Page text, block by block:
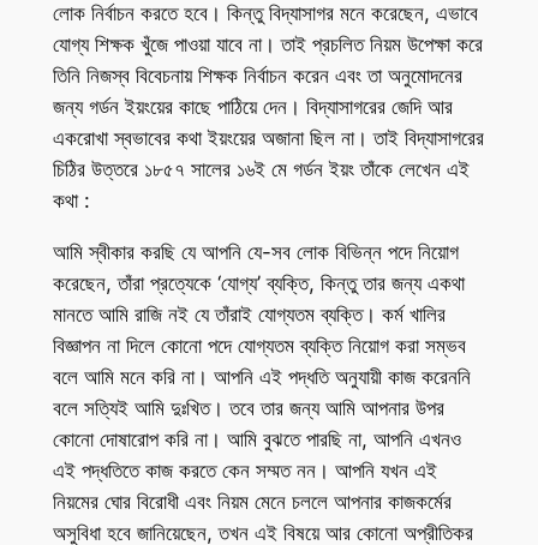
লোক নির্বাচন করতে হবে। কিন্তু বিদ্যাসাগর মনে করেছেন, এভাবে
যোগ্য শিক্ষক খুঁজে পাওয়া যাবে না। তাই প্রচলিত নিয়ম উপেক্ষা করে
তিনি নিজস্ব বিবেচনায় শিক্ষক নির্বাচন করেন এবং তা অনুমোদনের
জন্য গর্ডন ইয়ংয়ের কাছে পাঠিয়ে দেন। বিদ্যাসাগরের জেদি আর
একরোখা স্বভাবের কথা ইয়ংয়ের অজানা ছিল না। তাই বিদ্যাসাগরের
চিঠির উত্তরে ১৮৫৭ সালের ১৬ই মে গর্ডন ইয়ং তাঁকে লেখেন এই
কথা :
আমি স্বীকার করছি যে আপনি যে-সব লোক বিভিন্ন পদে নিয়োগ
করেছেন, তাঁরা প্রত্যেকে ‘যোগ্য’ ব্যক্তি, কিন্তু তার জন্য একথা
মানতে আমি রাজি নই যে তাঁরাই যোগ্যতম ব্যক্তি। কর্ম খালির
বিজ্ঞাপন না দিলে কোনো পদে যোগ্যতম ব্যক্তি নিয়োগ করা সম্ভব
বলে আমি মনে করি না। আপনি এই পদ্ধতি অনুযায়ী কাজ করেননি
বলে সত্যিই আমি দুঃখিত। তবে তার জন্য আমি আপনার উপর
কোনো দোষারোপ করি না। আমি বুঝতে পারছি না, আপনি এখনও
এই পদ্ধতিতে কাজ করতে কেন সম্মত নন। আপনি যখন এই
নিয়মের ঘোর বিরোধী এবং নিয়ম মেনে চললে আপনার কাজকর্মের
অসুবিধা হবে জানিয়েছেন, তখন এই বিষয়ে আর কোনো অপ্রীতিকর